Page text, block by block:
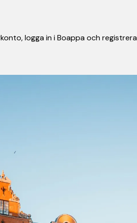
logga in i Boappa och registrera